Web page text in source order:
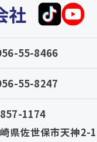
社
55-8466
55-8247
1174
県佐世保市天神2-